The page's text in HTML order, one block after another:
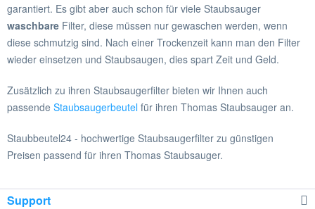
garantiert. Es gibt aber auch schon für viele Staubsauger
waschbare Filter, diese müssen nur gewaschen werden, wenn
diese schmutzig sind. Nach einer Trockenzeit kann man den Filter
wieder einsetzen und Staubsaugen, dies spart Zeit und Geld.
Zusätzlich zu ihren Staubsaugerfilter bieten wir Ihnen auch
passende Staubsaugerbeutel für ihren Thomas Staubsauger an.
Staubbeutel24 - hochwertige Staubsaugerfilter zu günstigen
Preisen passend für ihren Thomas Staubsauger.
Support